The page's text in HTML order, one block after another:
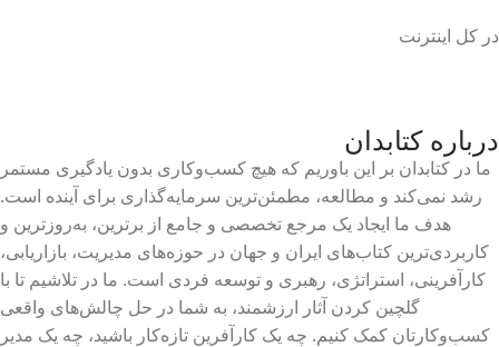
در کل اینترنت
درباره کتابدان
ما در کتابدان بر این باوریم که هیچ کسب‌وکاری بدون یادگیری مستمر
رشد نمی‌کند و مطالعه، مطمئن‌ترین سرمایه‌گذاری برای آینده است.
هدف ما ایجاد یک مرجع تخصصی و جامع از برترین، به‌روزترین و
کاربردی‌ترین کتاب‌های ایران و جهان در حوزه‌های مدیریت، بازاریابی،
کارآفرینی، استراتژی، رهبری و توسعه فردی است. ما در تلاشیم تا با
گلچین کردن آثار ارزشمند، به شما در حل چالش‌های واقعی
کسب‌وکارتان کمک کنیم. چه یک کارآفرین تازه‌کار باشید، چه یک مدیر